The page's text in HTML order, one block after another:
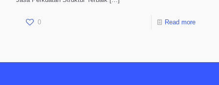
0 Read more